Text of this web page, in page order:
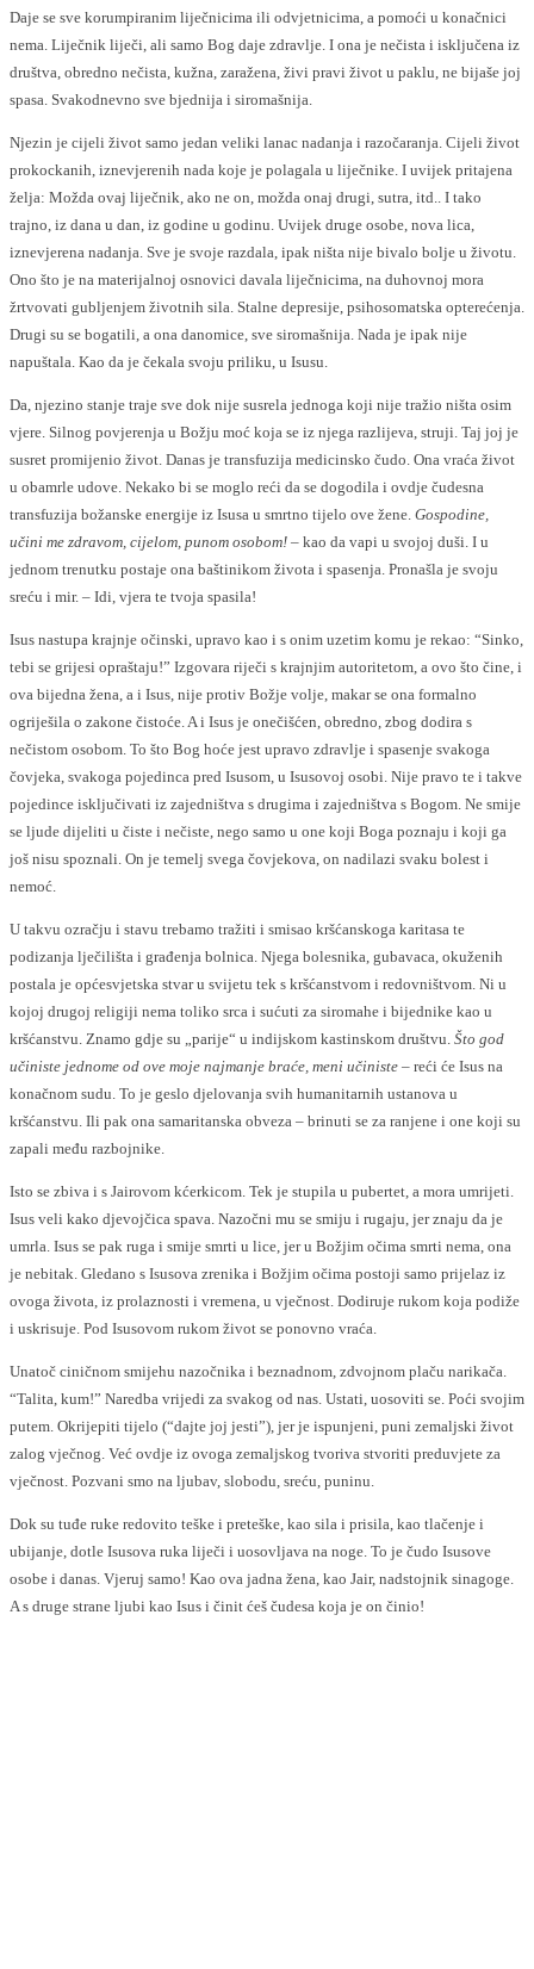
Daje se sve korumpiranim liječnicima ili odvjetnicima, a pomoći u konačnici
nema. Liječnik liječi, ali samo Bog daje zdravlje. I ona je nečista i isključena iz
društva, obredno nečista, kužna, zaražena, živi pravi život u paklu, ne bijaše joj
spasa. Svakodnevno sve bjednija i siromašnija.
Njezin je cijeli život samo jedan veliki lanac nadanja i razočaranja. Cijeli život
prokockanih, iznevjerenih nada koje je polagala u liječnike. I uvijek pritajena
želja: Možda ovaj liječnik, ako ne on, možda onaj drugi, sutra, itd.. I tako
trajno, iz dana u dan, iz godine u godinu. Uvijek druge osobe, nova lica,
iznevjerena nadanja. Sve je svoje razdala, ipak ništa nije bivalo bolje u životu.
Ono što je na materijalnoj osnovici davala liječnicima, na duhovnoj mora
žrtvovati gubljenjem životnih sila. Stalne depresije, psihosomatska opterećenja.
Drugi su se bogatili, a ona danomice, sve siromašnija. Nada je ipak nije
napuštala. Kao da je čekala svoju priliku, u Isusu.
Da, njezino stanje traje sve dok nije susrela jednoga koji nije tražio ništa osim
vjere. Silnog povjerenja u Božju moć koja se iz njega razlijeva, struji. Taj joj je
susret promijenio život. Danas je transfuzija medicinsko čudo. Ona vraća život
u obamrle udove. Nekako bi se moglo reći da se dogodila i ovdje čudesna
transfuzija božanske energije iz Isusa u smrtno tijelo ove žene. Gospodine,
učini me zdravom, cijelom, punom osobom! – kao da vapi u svojoj duši. I u
jednom trenutku postaje ona baštinikom života i spasenja. Pronašla je svoju
sreću i mir. – Idi, vjera te tvoja spasila!
Isus nastupa krajnje očinski, upravo kao i s onim uzetim komu je rekao: “Sinko,
tebi se grijesi opraštaju!” Izgovara riječi s krajnjim autoritetom, a ovo što čine, i
ova bijedna žena, a i Isus, nije protiv Božje volje, makar se ona formalno
ogriješila o zakone čistoće. A i Isus je onečišćen, obredno, zbog dodira s
nečistom osobom. To što Bog hoće jest upravo zdravlje i spasenje svakoga
čovjeka, svakoga pojedinca pred Isusom, u Isusovoj osobi. Nije pravo te i takve
pojedince isključivati iz zajedništva s drugima i zajedništva s Bogom. Ne smije
se ljude dijeliti u čiste i nečiste, nego samo u one koji Boga poznaju i koji ga
još nisu spoznali. On je temelj svega čovjekova, on nadilazi svaku bolest i
nemoć.
U takvu ozračju i stavu trebamo tražiti i smisao kršćanskoga karitasa te
podizanja lječilišta i građenja bolnica. Njega bolesnika, gubavaca, okuženih
postala je općesvjetska stvar u svijetu tek s kršćanstvom i redovništvom. Ni u
kojoj drugoj religiji nema toliko srca i sućuti za siromahe i bijednike kao u
kršćanstvu. Znamo gdje su „parije“ u indijskom kastinskom društvu. Što god
učiniste jednome od ove moje najmanje braće, meni učiniste – reći će Isus na
konačnom sudu. To je geslo djelovanja svih humanitarnih ustanova u
kršćanstvu. Ili pak ona samaritanska obveza – brinuti se za ranjene i one koji su
zapali među razbojnike.
Isto se zbiva i s Jairovom kćerkicom. Tek je stupila u pubertet, a mora umrijeti.
Isus veli kako djevojčica spava. Nazočni mu se smiju i rugaju, jer znaju da je
umrla. Isus se pak ruga i smije smrti u lice, jer u Božjim očima smrti nema, ona
je nebitak. Gledano s Isusova zrenika i Božjim očima postoji samo prijelaz iz
ovoga života, iz prolaznosti i vremena, u vječnost. Dodiruje rukom koja podiže
i uskrisuje. Pod Isusovom rukom život se ponovno vraća.
Unatoč ciničnom smijehu nazočnika i beznadnom, zdvojnom plaču narikača.
“Talita, kum!” Naredba vrijedi za svakog od nas. Ustati, uosoviti se. Poći svojim
putem. Okrijepiti tijelo (“dajte joj jesti”), jer je ispunjeni, puni zemaljski život
zalog vječnog. Već ovdje iz ovoga zemaljskog tvoriva stvoriti preduvjete za
vječnost. Pozvani smo na ljubav, slobodu, sreću, puninu.
Dok su tuđe ruke redovito teške i preteške, kao sila i prisila, kao tlačenje i
ubijanje, dotle Isusova ruka liječi i uosovljava na noge. To je čudo Isusove
osobe i danas. Vjeruj samo! Kao ova jadna žena, kao Jair, nadstojnik sinagoge.
A s druge strane ljubi kao Isus i činit ćeš čudesa koja je on činio!